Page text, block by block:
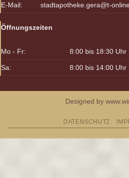
E-Mail: stadtapotheke.gera@t-
Öffnungszeiten
Mo - Fr: 8:00 bis 18:30 Uhr
Sa: 8:00 bis 14:00 Uhr
Designed by
DATENSCHUTZ